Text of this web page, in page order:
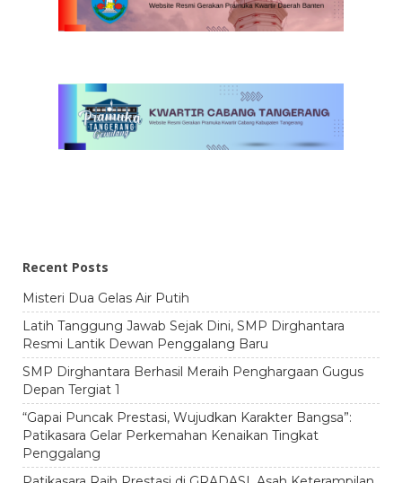
Recent Posts
Misteri Dua Gelas Air Putih
Latih Tanggung Jawab Sejak Dini, SMP Dirghantara
Resmi Lantik Dewan Penggalang Baru
SMP Dirghantara Berhasil Meraih Penghargaan Gugus
Depan Tergiat 1
“Gapai Puncak Prestasi, Wujudkan Karakter Bangsa”:
Patikasara Gelar Perkemahan Kenaikan Tingkat
Penggalang